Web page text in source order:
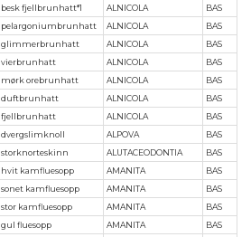
besk fjellbrunhatt*1 ALNICOLA
BAS
pelargoniumbrunhatt ALNICOLA
BAS
glimmerbrunhatt ALNICOLA
BAS
vierbrunhatt ALNICOLA
BAS
mørk orebrunhatt ALNICOLA
BAS
duftbrunhatt ALNICOLA
BAS
fjellbrunhatt ALNICOLA
BAS
dvergslimknoll ALPOVA
BAS
storknorteskinn ALUTACEODONTIA
BAS
hvit kamfluesopp AMANITA
BAS
sonet kamfluesopp AMANITA
BAS
stor kamfluesopp AMANITA
BAS
gul fluesopp AMANITA
BAS